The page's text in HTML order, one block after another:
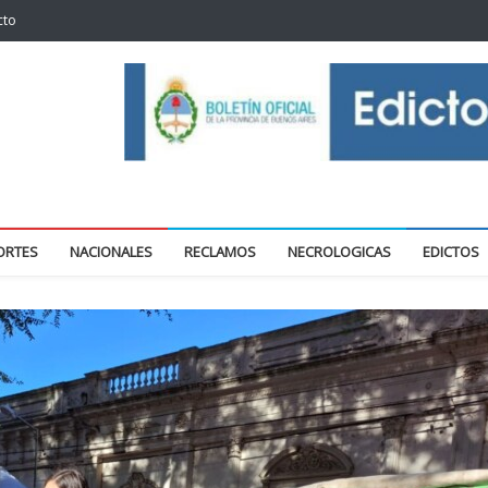
NACIONALES RECLAMOS NECROLOGICAS EDICTOS